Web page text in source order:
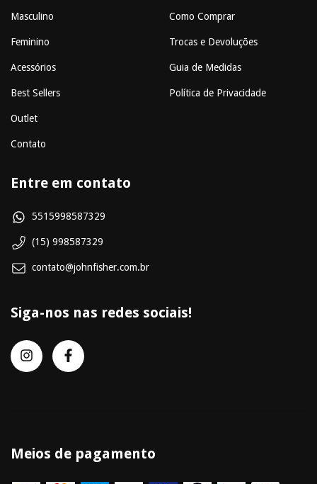
Masculino
Feminino
Acessórios
Best Sellers
Outlet
Contato
Como Comprar
Trocas e Devoluções
Guia de Medidas
Política de Privacidade
Entre em contato
5515998587329
(15) 998587329
contato@johnfisher.com.br
Siga-nos nas redes sociais!
Meios de pagamento